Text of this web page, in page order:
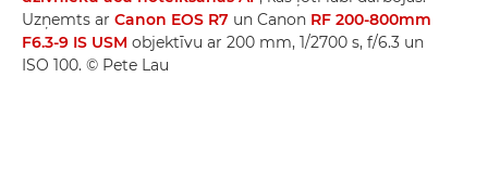
Uzņemts ar Canon EOS R7 un Canon RF 200-800mm
F6.3-9 IS USM objektīvu ar 200 mm, 1/2700 s, f/6.3 un
ISO 100. © Pete Lau